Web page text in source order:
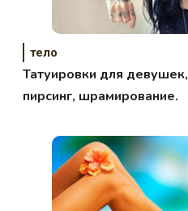
тело
Татуировки для девушек,
пирсинг, шрамирование.